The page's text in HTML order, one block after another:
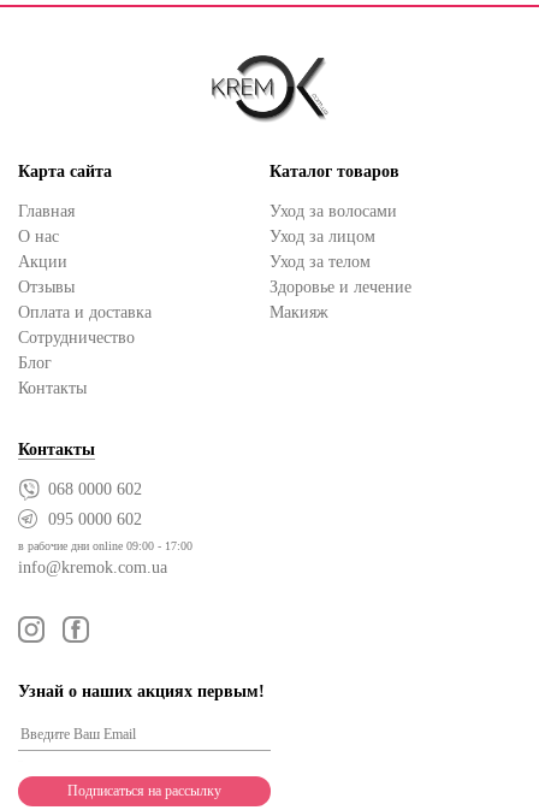
Карта сайта
Главная
О нас
Акции
Отзывы
Оплата и доставка
Сотрудничество
Блог
Контакты
Каталог товаров
Уход за волосами
Уход за лицом
Уход за телом
Здоровье и лечение
Макияж
Контакты
068 0000 602
095 0000 602
в рабочие дни online 09:00 - 17:00
info@kremok.com.ua
Узнай о наших акциях первым!